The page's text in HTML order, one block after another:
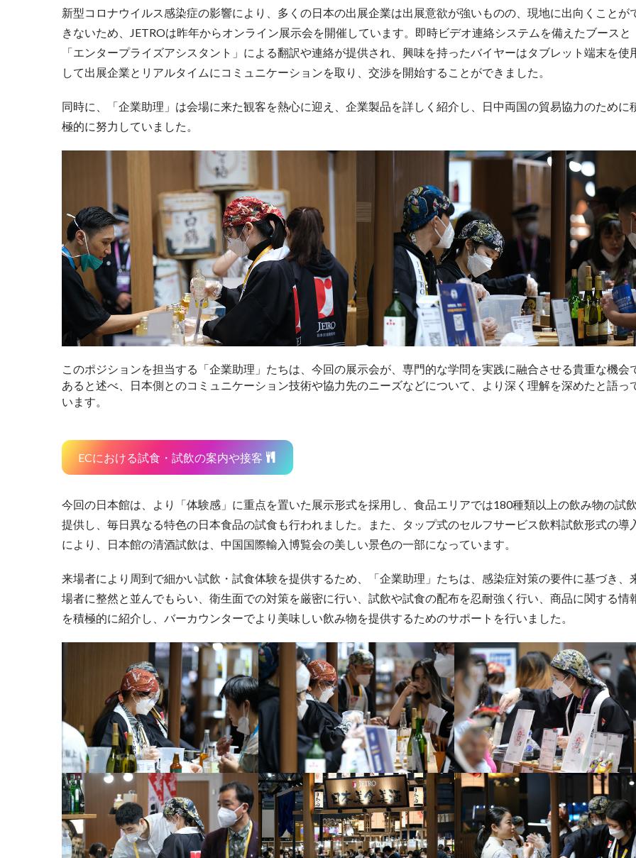
新型コロナウイルス感染症の影響により、多くの日本の出展企業は出展意欲が強いものの、現地に出向くことが
きないため、JETROは昨年からオンライン展示会を開催しています。即時ビデオ連絡システムを備えたブースと
「エンタープライズアシスタント」による翻訳や連絡が提供され、興味を持ったバイヤーはタブレット端末を使
して出展企業とリアルタイムにコミュニケーションを取り、交渉を開始することができました。
同時に、「企業助理」は会場に来た観客を熱心に迎え、企業製品を詳しく紹介し、日中両国の貿易協力のために
極的に努力していました。
このポジションを担当する「企業助理」たちは、今回の展示会が、専門的な学問を実践に融合させる貴重な機会
あると述べ、日本側とのコミュニケーション技術や協力先のニーズなどについて、より深く理解を深めたと語っ
います。
ECにおける試食・試飲の案内や接客
今回の日本館は、より「体験感」に重点を置いた展示形式を採用し、食品エリアでは180種類以上の飲み物の試
提供し、毎日異なる特色の日本食品の試食も行われました。また、タップ式のセルフサービス飲料試飲形式の導
により、日本館の清酒試飲は、中国国際輸入博覧会の美しい景色の一部になっています。
来場者により周到で細かい試飲・試食体験を提供するため、「企業助理」たちは、感染症対策の要件に基づき、
場者に整然と並んでもらい、衛生面での対策を厳密に行い、試飲や試食の配布を忍耐強く行い、商品に関する情
を積極的に紹介し、バーカウンターでより美味しい飲み物を提供するためのサポートを行いました。